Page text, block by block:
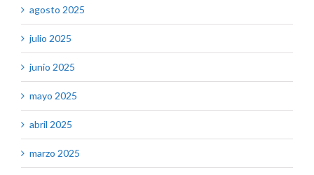
agosto 2025
julio 2025
junio 2025
mayo 2025
abril 2025
marzo 2025